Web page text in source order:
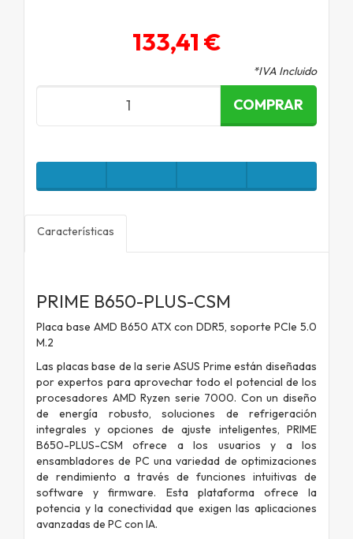
133,41 €
*IVA Incluido
COMPRAR
Características
PRIME B650-PLUS-CSM
Placa base AMD B650 ATX con DDR5, soporte PCIe 5.0
M.2
Las placas base de la serie ASUS Prime están diseñadas
por expertos para aprovechar todo el potencial de los
procesadores AMD Ryzen serie 7000. Con un diseño
de energía robusto, soluciones de refrigeración
integrales y opciones de ajuste inteligentes, PRIME
B650-PLUS-CSM ofrece a los usuarios y a los
ensambladores de PC una variedad de optimizaciones
de rendimiento a través de funciones intuitivas de
software y firmware. Esta plataforma ofrece la
potencia y la conectividad que exigen las aplicaciones
avanzadas de PC con IA.